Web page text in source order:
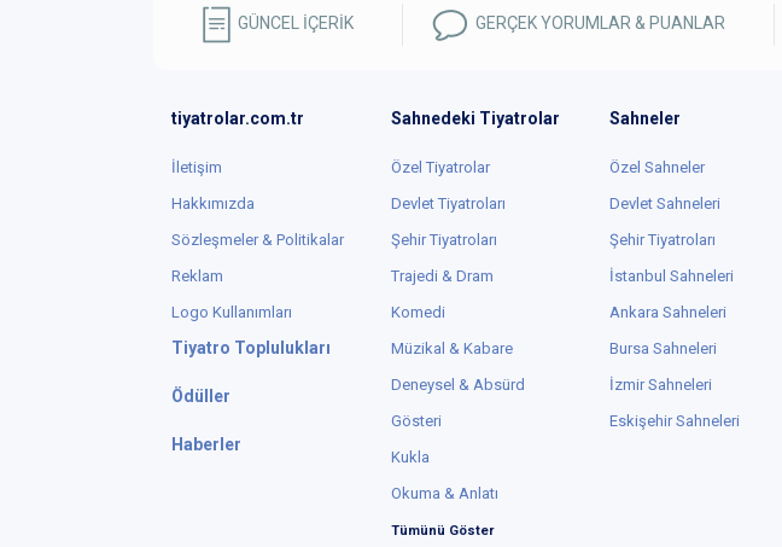
GÜNCEL İÇERİK GERÇEK YORUMLAR & PUANLAR
tiyatrolar.com.tr
İletişim
Hakkımızda
Sözleşmeler & Politikalar
Reklam
Logo Kullanımları
Tiyatro Toplulukları
Ödüller
Haberler
Sahnedeki Tiyatrolar
Özel Tiyatrolar
Devlet Tiyatroları
Şehir Tiyatroları
Trajedi & Dram
Komedi
Müzikal & Kabare
Deneysel & Absürd
Gösteri
Kukla
Okuma & Anlatı
Tümünü Göster
Sahneler
Özel Sahneler
Devlet Sahneleri
Şehir Tiyatroları
İstanbul Sahneleri
Ankara Sahneleri
Bursa Sahneleri
İzmir Sahneleri
Eskişehir Sahneleri